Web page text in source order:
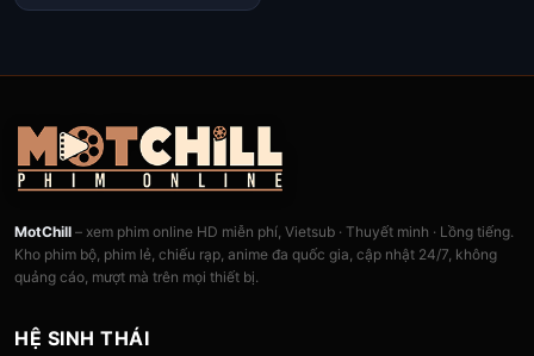
MotChill – xem phim online HD miễn phí, Vietsub · Thuyết minh · Lồng tiếng.
Kho phim bộ, phim lẻ, chiếu rạp, anime đa quốc gia, cập nhật 24/7, không
quảng cáo, mượt mà trên mọi thiết bị.
HỆ SINH THÁI